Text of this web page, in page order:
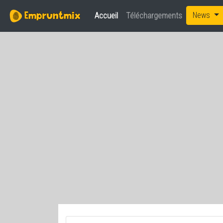
Accueil (current)
Téléchargements News